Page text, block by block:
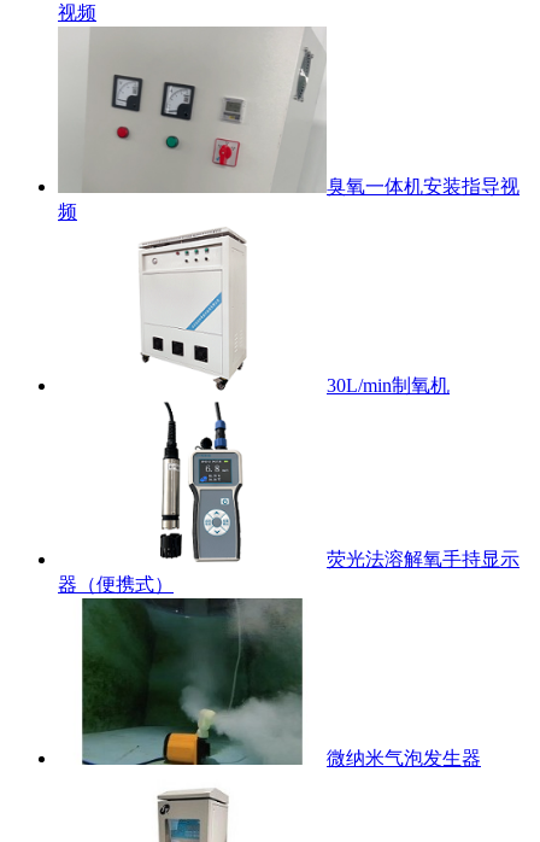
视频
臭氧一体机安装指导视
频
30L/min制氧机
荧光法溶解氧手持显示
器（便携式）
微纳米气泡发生器